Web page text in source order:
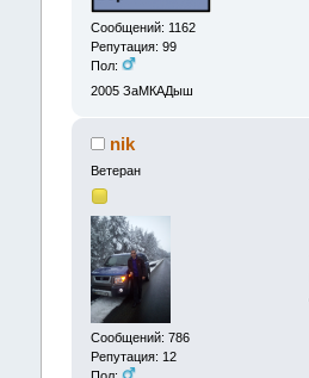
Сообщений: 1162
Репутация: 99
Пол:
2005 ЗаМКАДыш
nik
Ветеран
Сообщений: 786
Репутация: 12